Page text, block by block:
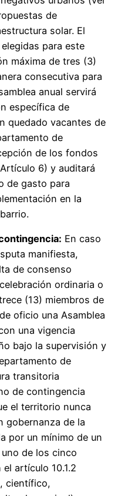
de
solar. El
para este
máxima de tres (3)
consecutiva para
anual servirá
específica de
quedado vacantes de
de
de los fondos
6) y auditará
de gasto para
en la
En caso
manifiesta,
de consenso
ordinaria o
(13) miembros de
oficio una Asamblea
una vigencia
bajo la supervisión y
de
transitoria
de contingencia
el territorio nunca
gobernanza de la
por un mínimo de un
de los cinco
artículo 10.1.2
científico,